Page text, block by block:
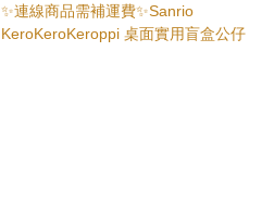
✨連線商品需補運費✨Sanrio
KeroKeroKeroppi 桌面實用盲盒公仔